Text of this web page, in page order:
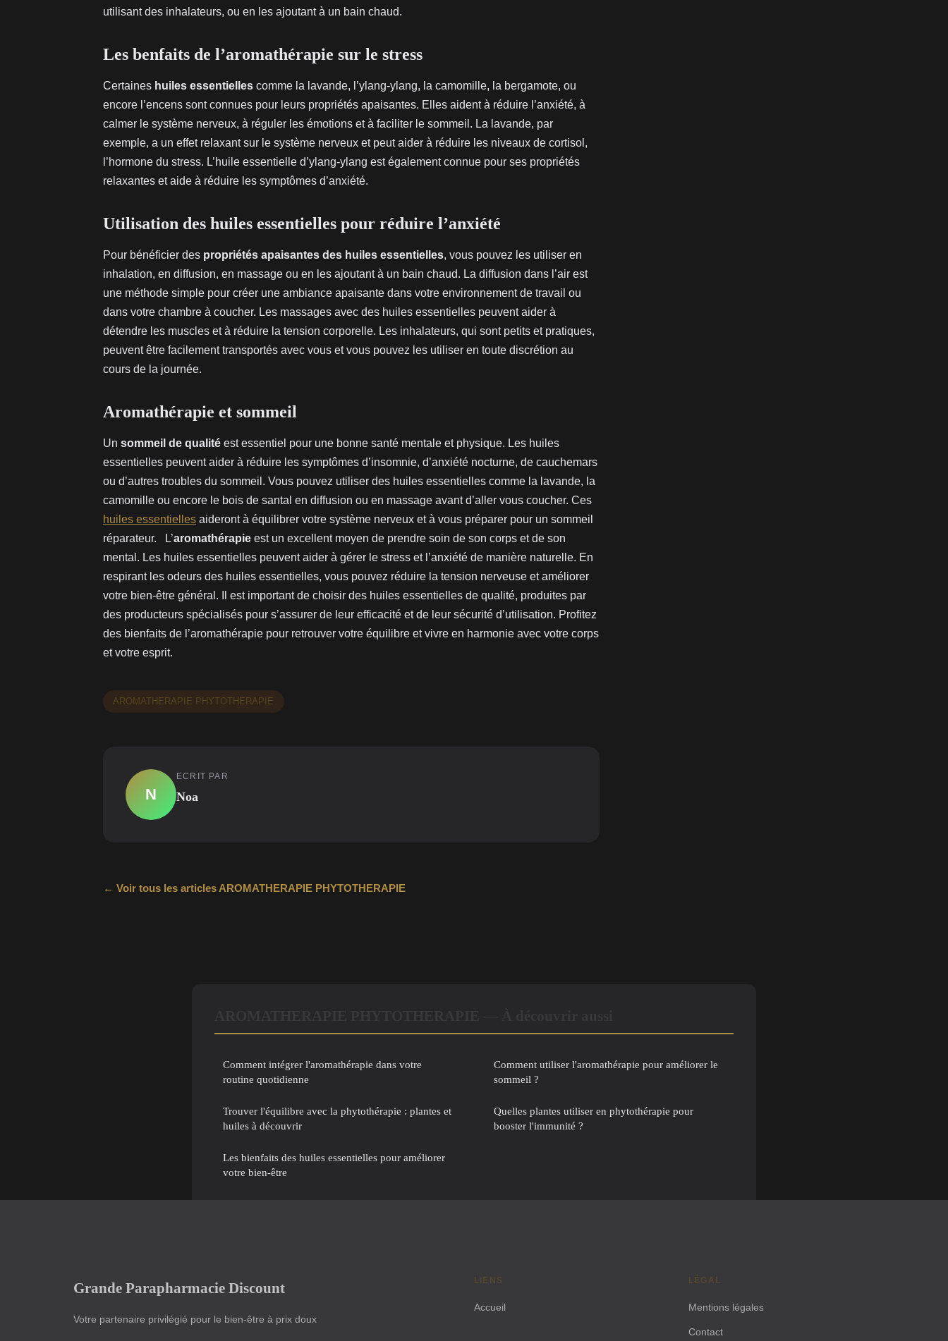
utilisant des inhalateurs, ou en les ajoutant à un bain chaud.
Les benfaits de l’aromathérapie sur le stress
Certaines huiles essentielles comme la lavande, l’ylang-ylang, la camomille, la bergamote, ou
encore l’encens sont connues pour leurs propriétés apaisantes. Elles aident à réduire l’anxiété, à
calmer le système nerveux, à réguler les émotions et à faciliter le sommeil. La lavande, par
exemple, a un effet relaxant sur le système nerveux et peut aider à réduire les niveaux de cortisol,
l’hormone du stress. L’huile essentielle d’ylang-ylang est également connue pour ses propriétés
relaxantes et aide à réduire les symptômes d’anxiété.
Utilisation des huiles essentielles pour réduire l’anxiété
Pour bénéficier des propriétés apaisantes des huiles essentielles, vous pouvez les utiliser en
inhalation, en diffusion, en massage ou en les ajoutant à un bain chaud. La diffusion dans l’air est
une méthode simple pour créer une ambiance apaisante dans votre environnement de travail ou
dans votre chambre à coucher. Les massages avec des huiles essentielles peuvent aider à
détendre les muscles et à réduire la tension corporelle. Les inhalateurs, qui sont petits et pratiques,
peuvent être facilement transportés avec vous et vous pouvez les utiliser en toute discrétion au
cours de la journée.
Aromathérapie et sommeil
Un sommeil de qualité est essentiel pour une bonne santé mentale et physique. Les huiles
essentielles peuvent aider à réduire les symptômes d’insomnie, d’anxiété nocturne, de cauchemars
ou d’autres troubles du sommeil. Vous pouvez utiliser des huiles essentielles comme la lavande, la
camomille ou encore le bois de santal en diffusion ou en massage avant d’aller vous coucher. Ces
huiles essentielles aideront à équilibrer votre système nerveux et à vous préparer pour un sommeil
réparateur. L’aromathérapie est un excellent moyen de prendre soin de son corps et de son
mental. Les huiles essentielles peuvent aider à gérer le stress et l’anxiété de manière naturelle. En
respirant les odeurs des huiles essentielles, vous pouvez réduire la tension nerveuse et améliorer
votre bien-être général. Il est important de choisir des huiles essentielles de qualité, produites par
des producteurs spécialisés pour s’assurer de leur efficacité et de leur sécurité d’utilisation. Profitez
des bienfaits de l’aromathérapie pour retrouver votre équilibre et vivre en harmonie avec votre corps
et votre esprit.
AROMATHERAPIE PHYTOTHERAPIE
N
ECRIT PAR
Noa
← Voir tous les articles AROMATHERAPIE PHYTOTHERAPIE
Comment intégrer l'aromathérapie dans votre
routine quotidienne
Trouver l'équilibre avec la phytothérapie : plantes et
huiles à découvrir
Les bienfaits des huiles essentielles pour améliorer
votre bien-être
Comment utiliser l'aromathérapie pour améliorer le
sommeil ?
Quelles plantes utiliser en phytothérapie pour
booster l'immunité ?
Grande Parapharmacie Discount
Votre partenaire privilégié pour le bien-être à prix doux
LIENS
Accueil
LÉGAL
Mentions légales
Contact